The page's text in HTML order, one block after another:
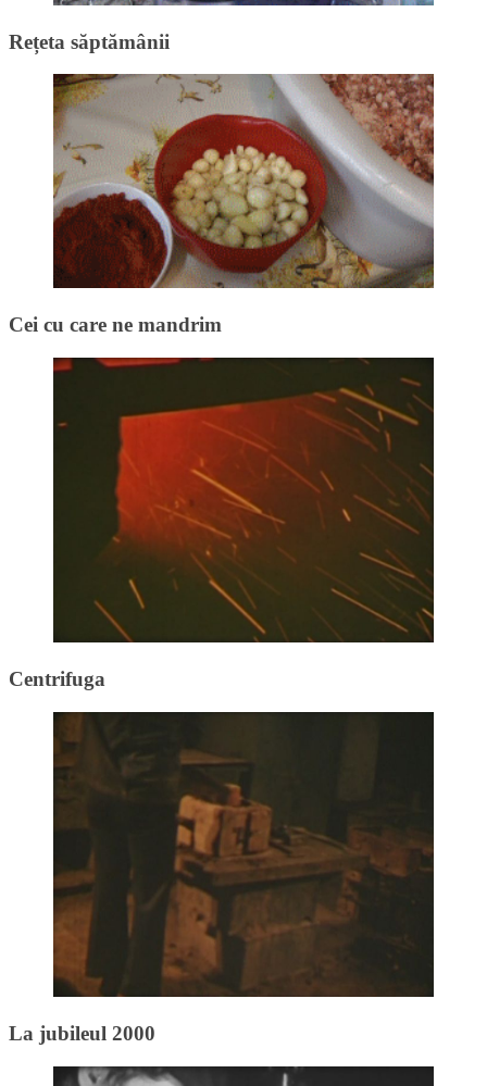
Rețeta săptămânii
Cei cu care ne mandrim
Centrifuga
La jubileul 2000